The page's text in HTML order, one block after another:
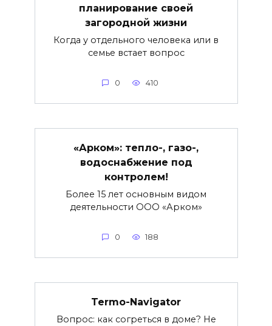
планирование своей
загородной жизни
Когда у отдельного человека или в
семье встает вопрос
0 410
«Арком»: тепло-, газо-,
водоснабжение под
контролем!
Более 15 лет основным видом
деятельности ООО «Арком»
0 188
Termo-Navigator
Вопрос: как согреться в доме? Не